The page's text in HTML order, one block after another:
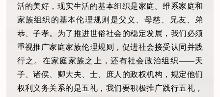
活的美好，现实生活的基本组织是家庭。维系家庭和
家族组织的基本伦理规则是父义、母慈、兄友、弟
恭、子孝。为了推进世俗社会的稳定发展，我们必须
重视推广家庭家族伦理规则，促进社会接受认同并践
行之。在家庭家族之上，还有社会政治组织——天
子、诸侯、卿大夫、士、庶人的政权机构，规定他们
权利义务关系的是五礼，我们要积极推广践行五礼，